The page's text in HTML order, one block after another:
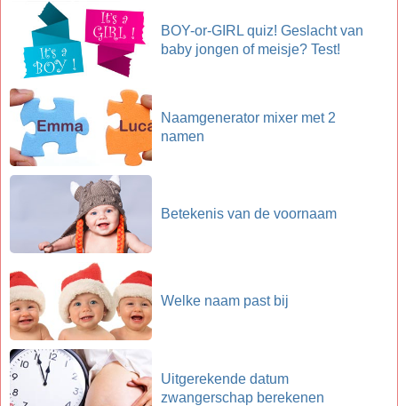
BOY-or-GIRL quiz! Geslacht van
baby jongen of meisje? Test!
Naamgenerator mixer met 2
namen
Betekenis van de voornaam
Welke naam past bij
Uitgerekende datum
zwangerschap berekenen